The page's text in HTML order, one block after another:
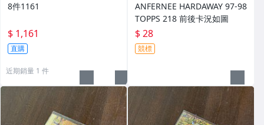
8件1161
$ 1,161
直購
近期銷量 1 件
ANFERNEE HARDAWAY 97-98
TOPPS 218 前後卡況如圖
$ 28
競標